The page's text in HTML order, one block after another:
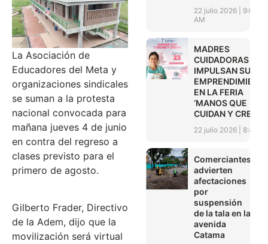
La Asociación de
Educadores del Meta y
organizaciones sindicales
se suman a la protesta
nacional convocada para
mañana jueves 4 de junio
en contra del regreso a
clases previsto para el
primero de agosto.
Gilberto Frader, Directivo
de la Adem, dijo que la
movilización será virtual
22 julio 2026
9:01
AM
MADRES
CUIDADORAS
IMPULSAN SUS
EN LA FERIA
‘MANOS QUE
CUIDAN Y CREAN’
22 julio 2026 8:45
Comerciantes
advierten
afectaciones
por
suspensión
de la tala en la
avenida
Catama